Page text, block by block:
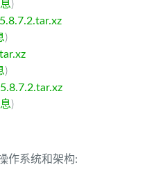
)
)
)
)
作系统和架构: